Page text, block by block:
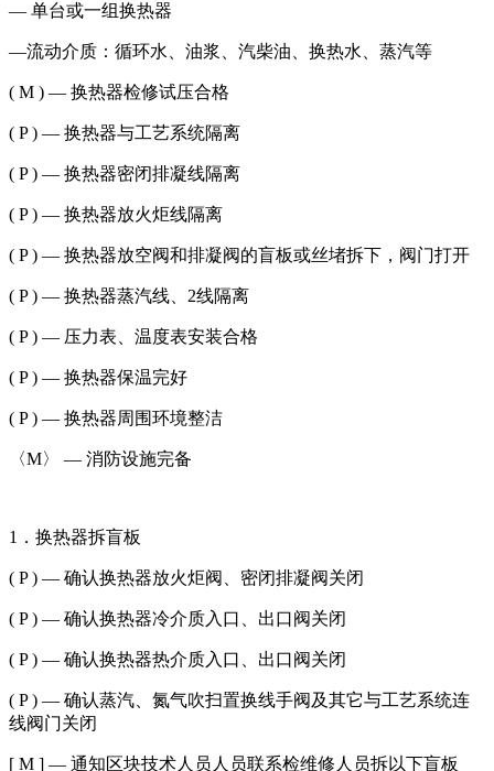
— 单台或一组换热器
—流动介质：循环水、油浆、汽柴油、换热水、蒸汽等
( M ) — 换热器检修试压合格
( P ) — 换热器与工艺系统隔离
( P ) — 换热器密闭排凝线隔离
( P ) — 换热器放火炬线隔离
( P ) — 换热器放空阀和排凝阀的盲板或丝堵拆下，阀门打开
( P ) — 换热器蒸汽线、2线隔离
( P ) — 压力表、温度表安装合格
( P ) — 换热器保温完好
( P ) — 换热器周围环境整洁
〈M〉 — 消防设施完备
1．换热器拆盲板
( P ) — 确认换热器放火炬阀、密闭排凝阀关闭
( P ) — 确认换热器冷介质入口、出口阀关闭
( P ) — 确认换热器热介质入口、出口阀关闭
( P ) — 确认蒸汽、氮气吹扫置换线手阀及其它与工艺系统连
线阀门关闭
[ M ] — 通知区块技术人员人员联系检维修人员拆以下盲板